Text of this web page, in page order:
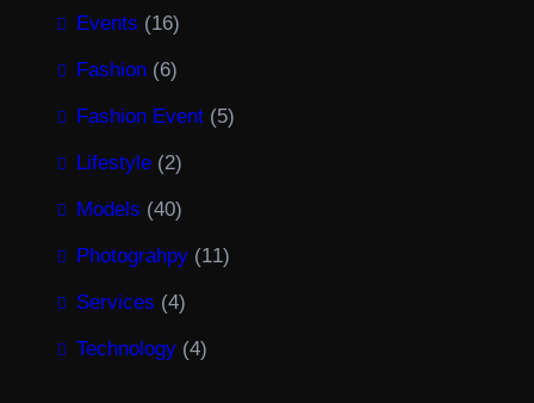
Events (16)
Fashion (6)
Fashion Event (5)
Lifestyle (2)
Models (40)
Photograhpy (11)
Services (4)
Technology (4)